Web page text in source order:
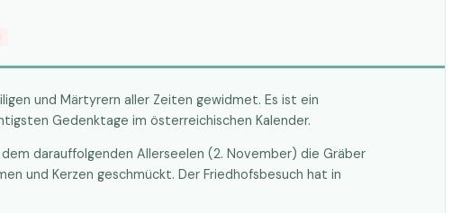
und Märtyrern aller Zeiten gewidmet. Es ist ein
Gedenktage im österreichischen Kalender.
darauffolgenden Allerseelen (2. November) die Gräber
und Kerzen geschmückt. Der Friedhofsbesuch hat in